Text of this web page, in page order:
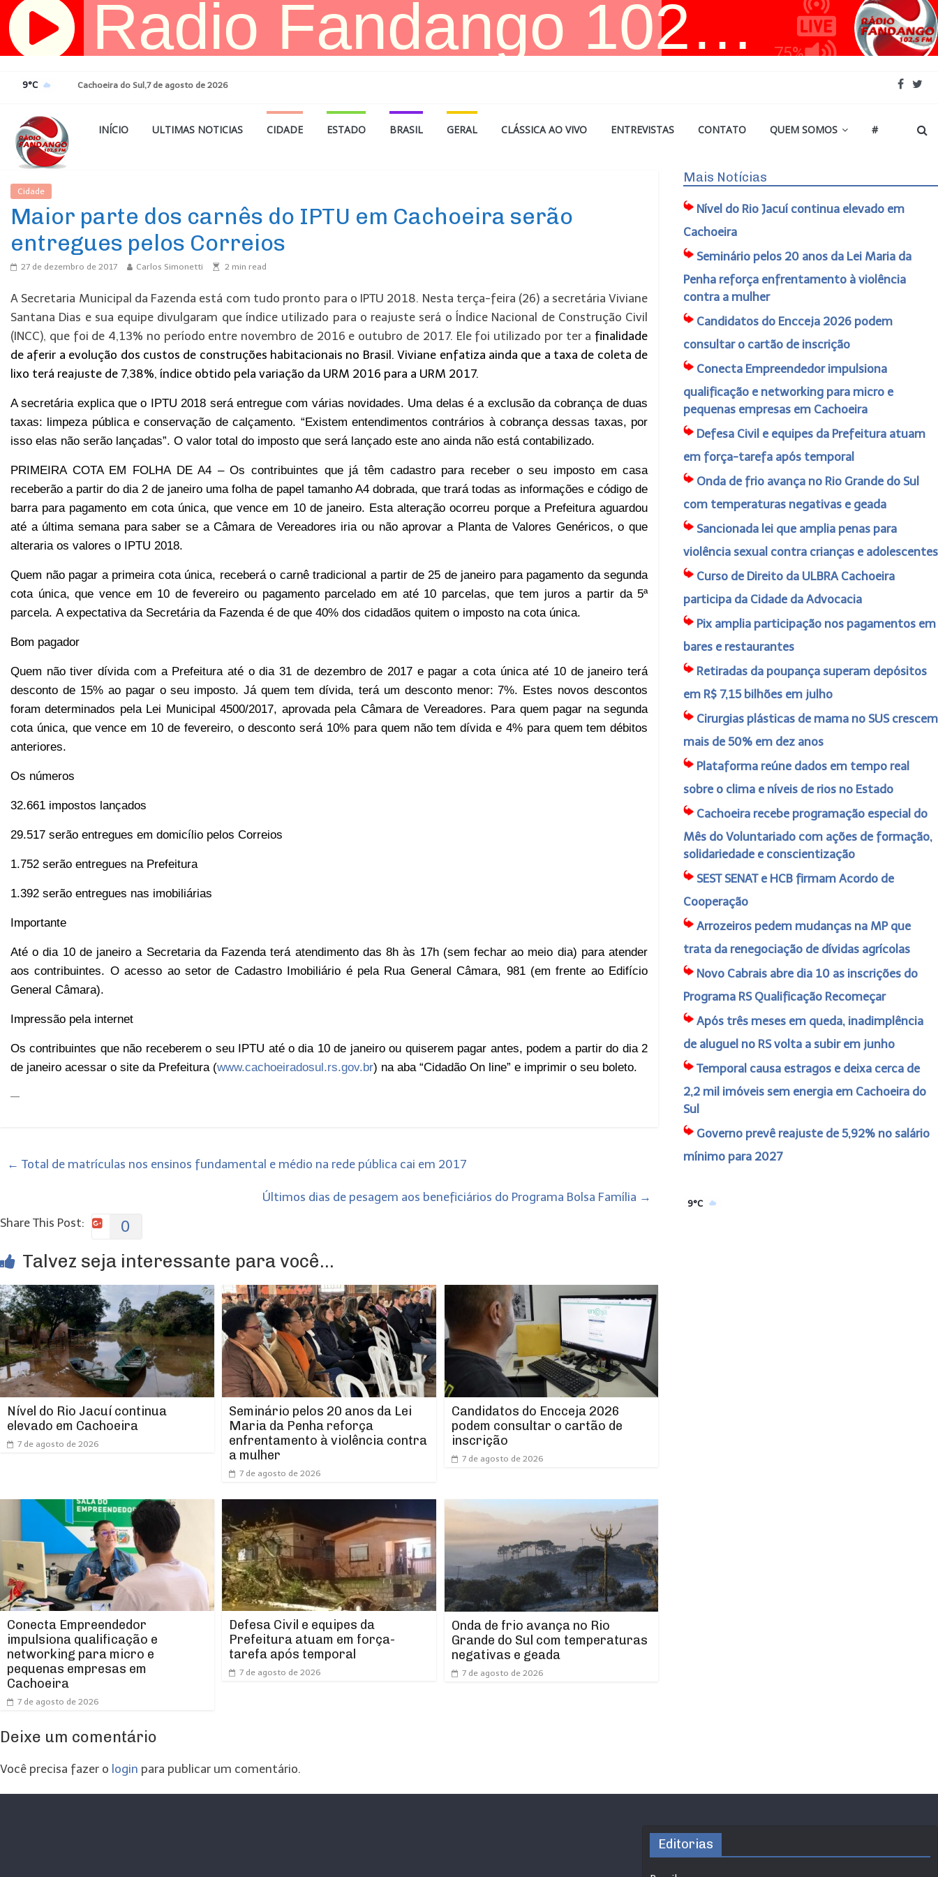
Pular
para
9°C Cachoeira do Sul,7 de agosto de 2026
INÍCIO ULTIMAS NOTICIAS CIDADE ESTADO BRASIL GERAL CLÁSSICA AO VIVO ENTREVISTAS CONTATO QUEM SOMOS #
Cidade
Maior parte dos carnês do IPTU em Cachoeira serão
entregues pelos Correios
27 de dezembro de 2017 Carlos Simonetti 2 min read
A Secretaria Municipal da Fazenda está com tudo pronto para o IPTU 2018. Nesta terça-feira (26) a secretária Viviane
Santana Dias e sua equipe divulgaram que índice utilizado para o reajuste será o Índice Nacional de Construção Civil
(INCC), que foi de 4,13% no período entre novembro de 2016 e outubro de 2017. Ele foi utilizado por ter a finalidade
de aferir a evolução dos custos de construções habitacionais no Brasil. Viviane enfatiza ainda que a taxa de coleta de
lixo terá reajuste de 7,38%, índice obtido pela variação da URM 2016 para a URM 2017.
A secretária explica que o IPTU 2018 será entregue com várias novidades. Uma delas é a exclusão da cobrança de duas
taxas: limpeza pública e conservação de calçamento. “Existem entendimentos contrários àcobrança dessas taxas, por
isso elas não serão lançadas”. O valor total do imposto que será lançado este ano ainda não está contabilizado.
PRIMEIRA COTA EM FOLHA DE A4 – Os contribuintes que já têm cadastro para receber o seu imposto em casa
receberão a partir do dia 2 de janeiro uma folha de papel tamanho A4 dobrada, que trará todas as informações e código de
barra para pagamento em cota única, que vence em 10 de janeiro. Esta alteração ocorreu porque a Prefeitura aguardou
até a última semana para saber se a Câmara de Vereadores iria ou não aprovar a Planta de Valores Genéricos, o que
alteraria os valores o IPTU 2018.
Quem não pagar a primeira cota única, receberá o carnê tradicional a partir de 25 de janeiro para pagamento da segunda
cota única, que vence em 10 de fevereiro ou pagamento parcelado em até 10 parcelas, que tem juros a partir da 5ª
parcela. A expectativa da Secretária da Fazenda é de que 40% dos cidadãos quitem o imposto na cota única.
Bom pagador
Quem não tiver dívida com a Prefeitura até o dia 31 de dezembro de 2017 e pagar a cota única até 10 de janeiro terá
desconto de 15% ao pagar o seu imposto. Já quem tem dívida, terá um desconto menor: 7%. Estes novos descontos
foram determinados pela Lei Municipal 4500/2017, aprovada pela Câmara de Vereadores. Para quem pagar na segunda
cota única, que vence em 10 de fevereiro, o desconto será 10% para quem não tem dívida e 4% para quem tem débitos
anteriores.
Os números
32.661 impostos lançados
29.517 serão entregues em domicílio pelos Correios
1.752 serão entregues na Prefeitura
1.392 serão entregues nas imobiliárias
Importante
Até o dia 10 de janeiro a Secretaria da Fazenda terá atendimento das 8h às 17h (sem fechar ao meio dia) para atender
aos contribuintes. O acesso ao setor de Cadastro Imobiliário é pela Rua General Câmara, 981 (em frente ao Edifício
General Câmara).
Impressão pela internet
Os contribuintes que não receberem o seu IPTU até o dia 10 de janeiro ou quiserem pagar antes, podem a partir do dia 2
de janeiro acessar o site da Prefeitura (www.cachoeiradosul.rs.gov.br) na aba “Cidadão On line” e imprimir o seu boleto.
—
← Total de matrículas nos ensinos fundamental e médio na rede pública cai em 2017
Últimos dias de pesagem aos beneficiários do Programa Bolsa Família →
Share This Post:
0
Talvez seja interessante para você...
Nível do Rio Jacuí continua
elevado em Cachoeira
7 de agosto de 2026
Seminário pelos 20 anos da Lei
Maria da Penha reforça
enfrentamento à violência contra
a mulher
7 de agosto de 2026
Candidatos do Encceja 2026
podem consultar o cartão de
inscrição
7 de agosto de 2026
Conecta Empreendedor
impulsiona qualificação e
networking para micro e
pequenas empresas em
Cachoeira
7 de agosto de 2026
Defesa Civil e equipes da
Prefeitura atuam em força-
tarefa após temporal
7 de agosto de 2026
Onda de frio avança no Rio
Grande do Sul com temperaturas
negativas e geada
7 de agosto de 2026
Deixe um comentário
Você precisa fazer o login para publicar um comentário.
Mais Notícias
Nível do Rio Jacuí continua elevado em
Cachoeira
Seminário pelos 20 anos da Lei Maria da
Penha reforça enfrentamento à violência
contra a mulher
Candidatos do Encceja 2026 podem
consultar o cartão de inscrição
Conecta Empreendedor impulsiona
qualificação e networking para micro e
pequenas empresas em Cachoeira
Defesa Civil e equipes da Prefeitura atuam
em força-tarefa após temporal
Onda de frio avança no Rio Grande do Sul
com temperaturas negativas e geada
Sancionada lei que amplia penas para
violência sexual contra crianças e adolescentes
Curso de Direito da ULBRA Cachoeira
participa da Cidade da Advocacia
Pix amplia participação nos pagamentos em
bares e restaurantes
Retiradas da poupança superam depósitos
em R$ 7,15 bilhões em julho
Cirurgias plásticas de mama no SUS crescem
mais de 50% em dez anos
Plataforma reúne dados em tempo real
sobre o clima e níveis de rios no Estado
Cachoeira recebe programação especial do
Mês do Voluntariado com ações de formação,
solidariedade e conscientização
SEST SENAT e HCB firmam Acordo de
Cooperação
Arrozeiros pedem mudanças na MP que
trata da renegociação de dívidas agrícolas
Novo Cabrais abre dia 10 as inscrições do
Programa RS Qualificação Recomeçar
Após três meses em queda, inadimplência
de aluguel no RS volta a subir em junho
Temporal causa estragos e deixa cerca de
2,2 mil imóveis sem energia em Cachoeira do
Sul
Governo prevê reajuste de 5,92% no salário
mínimo para 2027
9°C
Editorias